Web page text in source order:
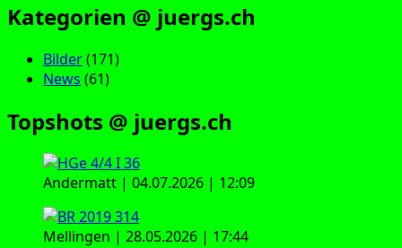
Kategorien @ juergs.ch
Bilder(171)
News (61)
Topshots @ juergs.ch
Andermatt | 04.07.2026 | 12:09
Mellingen | 28.05.2026 | 17:44